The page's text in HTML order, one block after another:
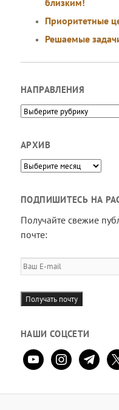
близким!
Приоритетные
Решаемые
НАПРАВЛЕНИЯ
Направления
АРХИВ
Архив
ПОДПИШИТЕСЬ НА
Получайте свежие
почте:
Ваш
E-
mail
Получать почту
НАШИ СОЦСЕТИ
youtubeinstagramtelegram
x